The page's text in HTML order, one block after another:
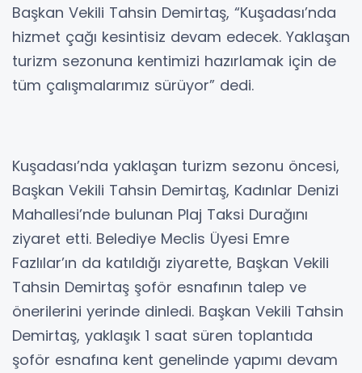
Başkan Vekili Tahsin Demirtaş, “Kuşadası’nda
hizmet çağı kesintisiz devam edecek. Yaklaşan
turizm sezonuna kentimizi hazırlamak için de
tüm çalışmalarımız sürüyor” dedi.
Kuşadası’nda yaklaşan turizm sezonu öncesi,
Başkan Vekili Tahsin Demirtaş, Kadınlar Denizi
Mahallesi’nde bulunan Plaj Taksi Durağını
ziyaret etti. Belediye Meclis Üyesi Emre
Fazlılar’ın da katıldığı ziyarette, Başkan Vekili
Tahsin Demirtaş şoför esnafının talep ve
önerilerini yerinde dinledi. Başkan Vekili Tahsin
Demirtaş, yaklaşık 1 saat süren toplantıda
şoför esnafına kent genelinde yapımı devam